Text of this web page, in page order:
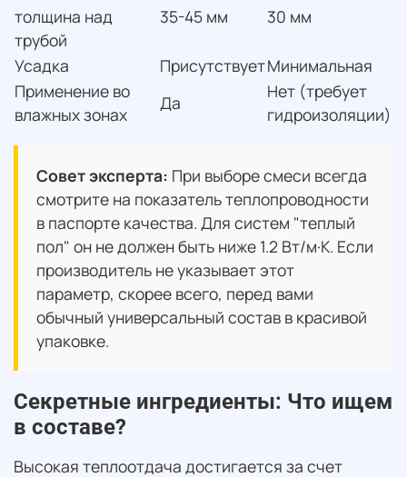
толщина над
трубой
35-45 мм 30 мм
Усадка ПрисутствуетМинимальная
Применение во
влажных зонах
Да
Нет (требует
гидроизоляции)
Совет эксперта: При выборе смеси всегда
смотрите на показатель теплопроводности
в паспорте качества. Для систем "теплый
пол" он не должен быть ниже 1.2 Вт/м·К. Если
производитель не указывает этот
параметр, скорее всего, перед вами
обычный универсальный состав в красивой
упаковке.
Секретные ингредиенты: Что ищем
в составе?
Высокая теплоотдача достигается за счет